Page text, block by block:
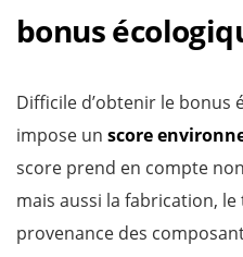
bonus
Difficile d’obtenir le bonus
impose un score
score prend en compte
mais aussi la fabrication,
provenance des